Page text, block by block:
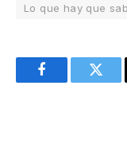
Lo que hay que
Facebook